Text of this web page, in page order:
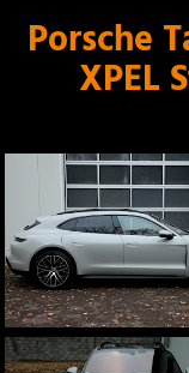
Lackschutzfolie
Teilfolierung
Porsche
Aston Martin
weitere Marken
Porsche
XPEL